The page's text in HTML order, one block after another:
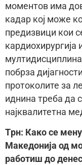
моментов има
кадар кој може
предизвици кои
побрза
протоколите за
иднина треба да
најквалитетна
Tрн: Како се
Македонија од
работиш до